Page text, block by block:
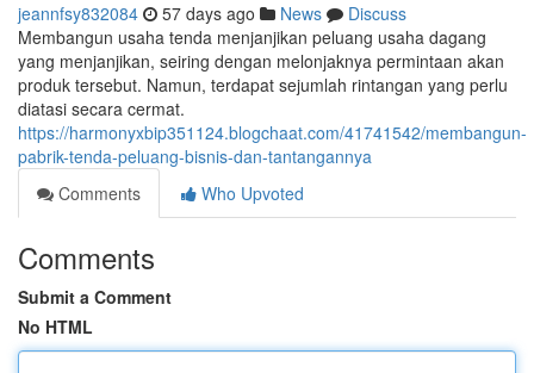
jeannfsy832084 57 days ago News
Discuss
Membangun usaha tenda menjanjikan peluang usaha dagang
yang menjanjikan, seiring dengan melonjaknya permintaan akan
produk tersebut. Namun, terdapat sejumlah rintangan yang perlu
diatasi secara cermat.
https://harmonyxbip351124.blogchaat.com/41741542/membangun-
pabrik-tenda-peluang-bisnis-dan-tantangannya
Comments
Who Upvoted
Comments
Submit a Comment
No HTML